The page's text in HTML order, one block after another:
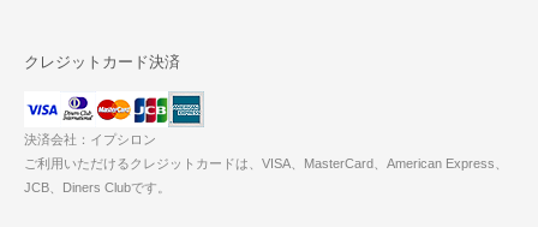
クレジットカード決済
決済会社：イプシロン
ご利用いただけるクレジットカードは、VISA、MasterCard、American Express、
JCB、Diners Clubです。